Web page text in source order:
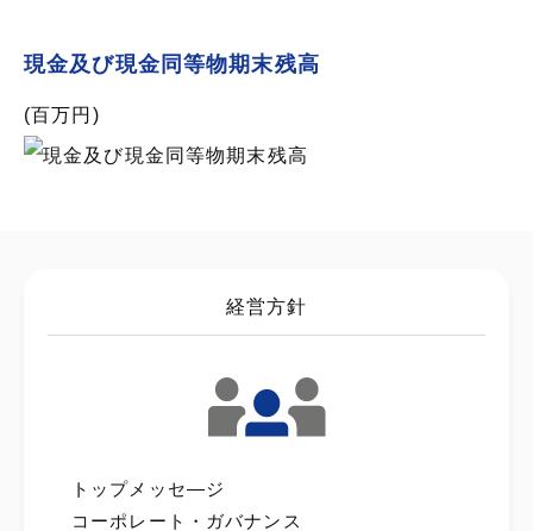
現金及び現金同等物期末残高
(百万円)
経営方針
トップメッセ―ジ
コーポレート・ガバナンス